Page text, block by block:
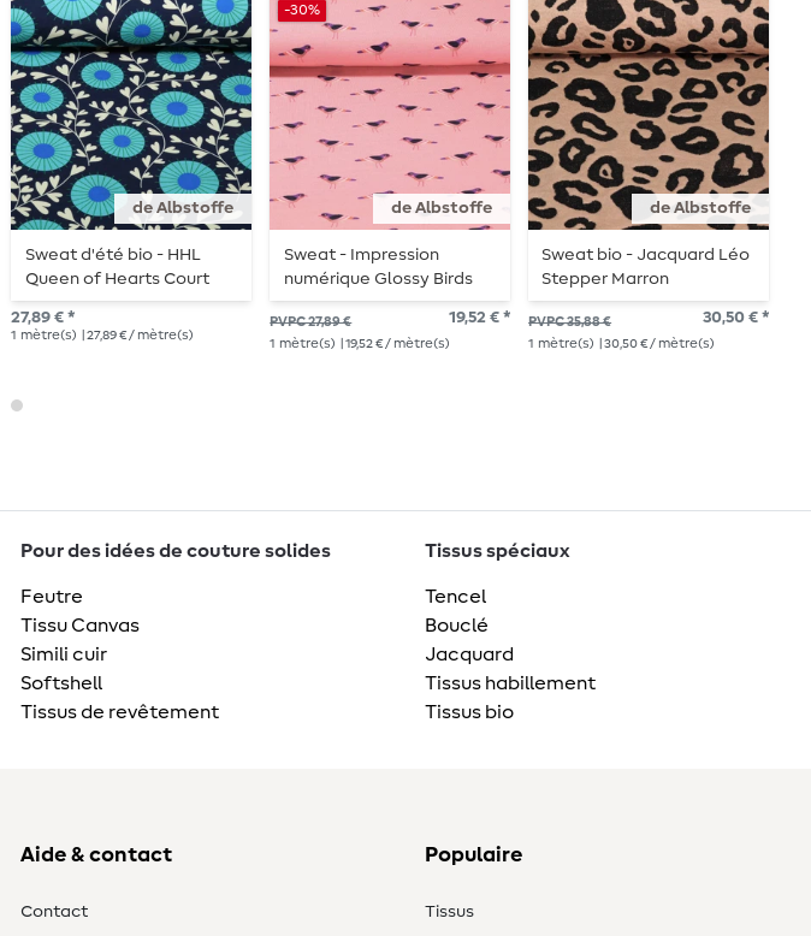
de Albstoffe
Sweat d'été bio - HHL
Queen of Hearts Court
Garden Bleu marine
27,89 € *
1 mètre(s) | 27,89 € / mètre(s)
de Albstoffe
-30%
Sweat - Impression
numérique Glossy Birds
vieux rose
PVPC 27,89 € 19,52 € *
1 mètre(s) | 19,52 € / mètre(s)
de Albstoffe
Sweat bio - Jacquard Léo
Stepper Marron
PVPC 35,88 € 30,50 € *
1 mètre(s) | 30,50 € / mètre(s)
Pour des idées de couture solides
Feutre
Tissu Canvas
Simili cuir
Softshell
Tissus de revêtement
Tissus spéciaux
Tencel
Bouclé
Jacquard
Tissus habillement
Tissus bio
Aide & contact
Contact
Populaire
Tissus